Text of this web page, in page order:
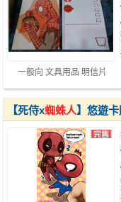
一般向 文具用品 明信片
【死侍x蜘蛛人】悠遊